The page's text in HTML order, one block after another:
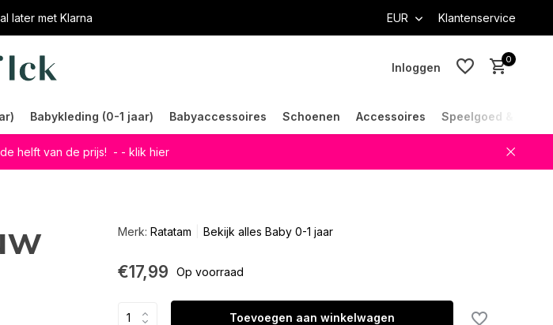
later met Klarna EUR Klantenservice
Inloggen
0
Babykleding (0-1 jaar) Babyaccessoires Schoenen Accessoires Speelgoed &
helft van de prijs! - - klik hier
Merk: Ratatam Bekijk alles Baby 0-1 jaar
€17,99 Op voorraad
Toevoegen aan winkelwagen